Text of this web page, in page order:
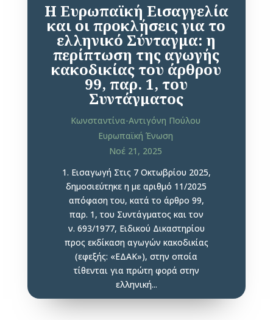
Η Ευρωπαϊκή Εισαγγελία
και οι προκλήσεις για το
ελληνικό Σύνταγμα: η
περίπτωση της αγωγής
κακοδικίας του άρθρου
99, παρ. 1, του
Συντάγματος
Κωνσταντίνα-Αντιγόνη Πούλου
Ευρωπαϊκή Ένωση
Νοέ 21, 2025
1. Εισαγωγή Στις 7 Οκτωβρίου 2025,
δημοσιεύτηκε η με αριθμό 11/2025
απόφαση του, κατά το άρθρο 99,
παρ. 1, του Συντάγματος και τον
ν. 693/1977, Ειδικού Δικαστηρίου
προς εκδίκαση αγωγών κακοδικίας
(εφεξής: «ΕΔΑΚ»), στην οποία
τίθενται για πρώτη φορά στην
ελληνική...